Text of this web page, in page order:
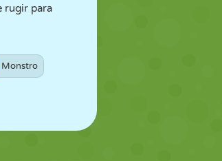
rugir para
Monstro